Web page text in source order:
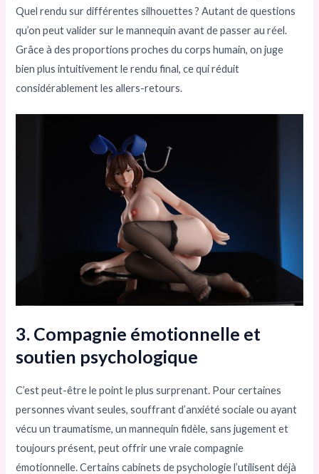
Quel rendu sur différentes silhouettes ? Autant de questions
qu’on peut valider sur le mannequin avant de passer au réel.
Grâce à des proportions proches du corps humain, on juge
bien plus intuitivement le rendu final, ce qui réduit
considérablement les allers-retours.
3. Compagnie émotionnelle et
soutien psychologique
C’est peut-être le point le plus surprenant. Pour certaines
personnes vivant seules, souffrant d’anxiété sociale ou ayant
vécu un traumatisme, un mannequin fidèle, sans jugement et
toujours présent, peut offrir une vraie compagnie
émotionnelle. Certains cabinets de psychologie l’utilisent déjà